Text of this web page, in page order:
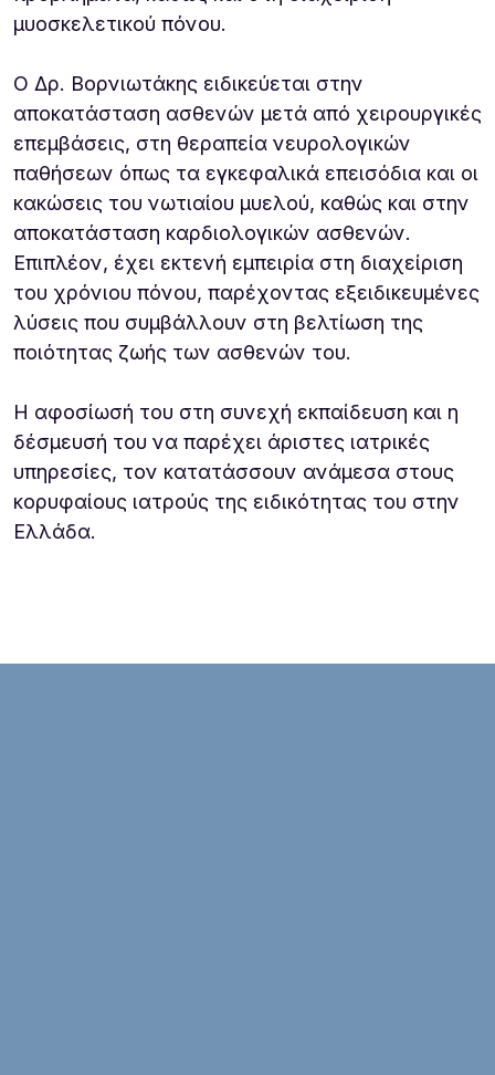
μυοσκελετικού πόνου.
Ο Δρ. Βορνιωτάκης ειδικεύεται στην
αποκατάσταση ασθενών μετά από χειρουργικές
επεμβάσεις, στη θεραπεία νευρολογικών
παθήσεων όπως τα εγκεφαλικά επεισόδια και οι
κακώσεις του νωτιαίου μυελού, καθώς και στην
αποκατάσταση καρδιολογικών ασθενών.
Επιπλέον, έχει εκτενή εμπειρία στη διαχείριση
του χρόνιου πόνου, παρέχοντας εξειδικευμένες
λύσεις που συμβάλλουν στη βελτίωση της
ποιότητας ζωής των ασθενών του.
Η αφοσίωσή του στη συνεχή εκπαίδευση και η
δέσμευσή του να παρέχει άριστες ιατρικές
υπηρεσίες, τον κατατάσσουν ανάμεσα στους
κορυφαίους ιατρούς της ειδικότητας του στην
Ελλάδα.